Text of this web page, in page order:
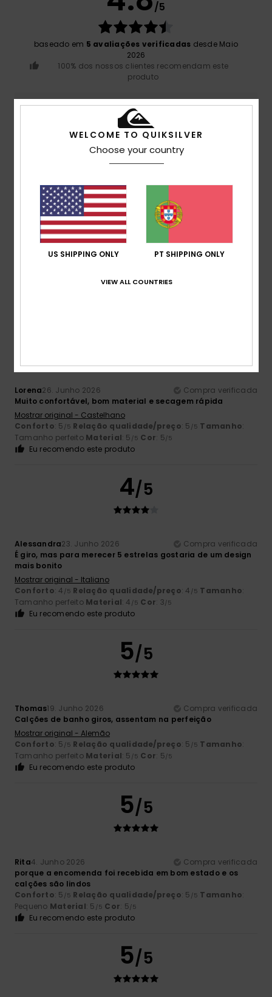
/5
baseado em 5 avaliações verificadas desde Maio
2026
100% dos nossos clientes recomendam este
produto
Conforto
4.8
Relação qualidade/preço
4.8
Tamanho
Muito pequenoDemasiado grande
Material
Lorena26. Junho 2026
Compra verificada
Muito confortável, bom material e secagem rápida
Mostrar original - Castelhano
Conforto: 5 /5 Relação qualidade/preço: 5 /5 Tamanho:
Tamanho perfeito Material: 5 /5 Cor: 5/5
Eu recomendo este produto
4/5
Alessandra23. Junho 2026
Compra verificada
É giro, mas para merecer 5 estrelas gostaria de um design
mais bonito
Mostrar original - Italiano
Conforto: 4 /5 Relação qualidade/preço: 4 /5 Tamanho:
Tamanho perfeito Material: 4 /5 Cor: 3/5
Eu recomendo este produto
5/5
Thomas19. Junho 2026
Compra verificada
Calções de banho giros, assentam na perfeição
Mostrar original - Alemão
Conforto: 5 /5 Relação qualidade/preço: 5 /5 Tamanho:
Tamanho perfeito Material: 5 /5 Cor: 5/5
Eu recomendo este produto
5/5
Rita4. Junho 2026
Compra verificada
porque a encomenda foi recebida em bom estado e os
calções são lindos
Conforto: 5 /5 Relação qualidade/preço: 5 /5 Tamanho:
Pequeno Material: 5 /5 Cor: 5/5
Eu recomendo este produto
5/5
WELCOME TO QUIKSILVER
Choose your country
US SHIPPING ONLY PT SHIPPING ONLY
VIEW ALL COUNTRIES